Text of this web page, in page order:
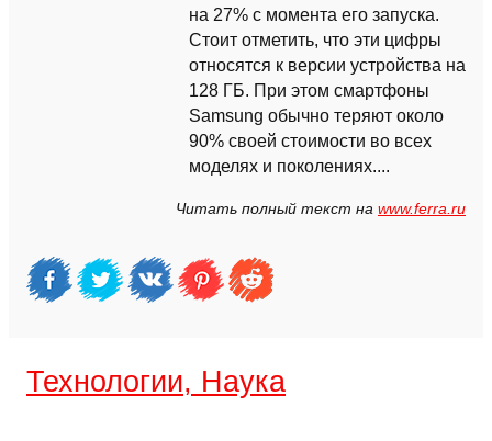
на 27% с момента его запуска.
Стоит отметить, что эти цифры
относятся к версии устройства на
128 ГБ. При этом смартфоны
Samsung обычно теряют около
90% своей стоимости во всех
моделях и поколениях....
Читать полный текст на www.ferra.ru
Технологии, Наука